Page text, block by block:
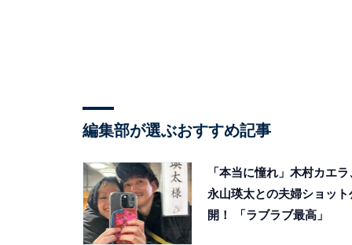
編集部が選ぶおすすめ記事
「本当に憧れ」木村カエラ
永山瑛太との夫婦ショット
開！ 「ラブラブ最高」